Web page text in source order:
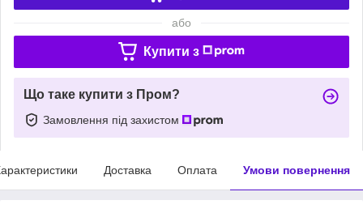
або
Купити з
Що таке купити з Пром?
Замовлення під захистом
Доставка Оплата Умови повернення